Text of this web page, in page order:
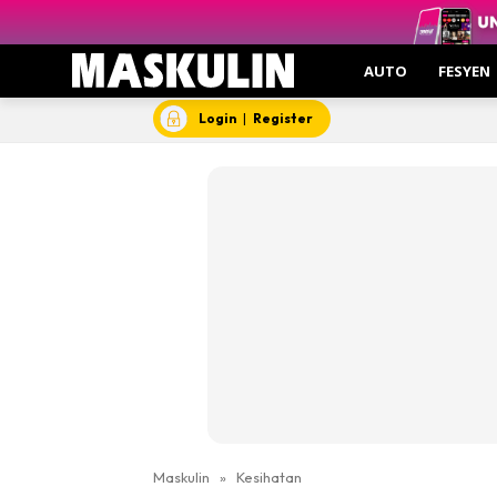
AUTO FESYEN
Login | Register
Maskulin » Kesihatan